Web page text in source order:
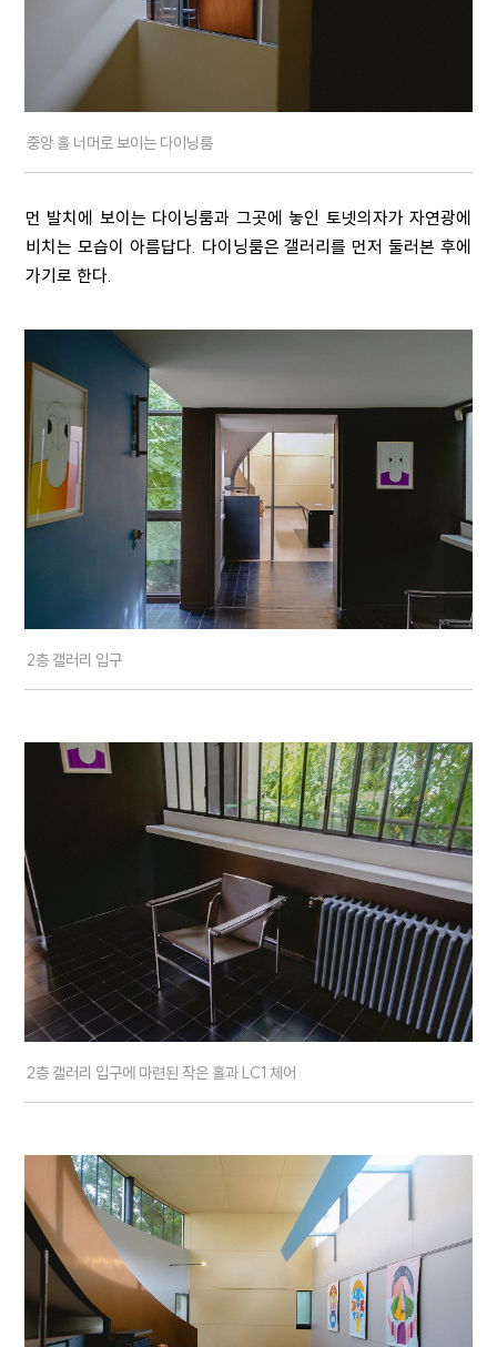
중앙 홀 너머로 보이는 다이닝룸
먼 발치에 보이는 다이닝룸과 그곳에 놓인 토넷의자가 자연광에
비치는 모습이 아름답다. 다이닝룸은 갤러리를 먼저 둘러본 후에
가기로 한다.
2층 갤러리 입구
2층 갤러리 입구에 마련된 작은 홀과 LC1 체어